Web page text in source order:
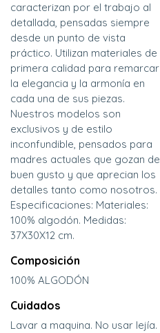
caracterizan por el trabajo al
detallada, pensadas siempre
desde un punto de vista
práctico. Utilizan materiales de
primera calidad para remarcar
la elegancia y la armonía en
cada una de sus piezas.
Nuestros modelos son
exclusivos y de estilo
inconfundible, pensados para
madres actuales que gozan de
buen gusto y que aprecian los
detalles tanto como nosotros.
Especificaciones: Materiales:
100% algodón. Medidas:
37X30X12 cm.
Composición
100% ALGODÓN
Cuidados
Lavar a maquina. No usar lejía.